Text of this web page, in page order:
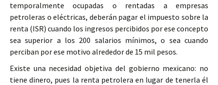
temporalmente ocupadas o rentadas a empresas
petroleras o eléctricas, deberán pagar el impuesto sobre la
renta (ISR) cuando los ingresos percibidos por ese concepto
sea superior a los 200 salarios mínimos, o sea cuando
perciban por ese motivo alrededor de 15 mil pesos.
Existe una necesidad objetiva del gobierno mexicano: no
tiene dinero, pues la renta petrolera en lugar de tenerla él